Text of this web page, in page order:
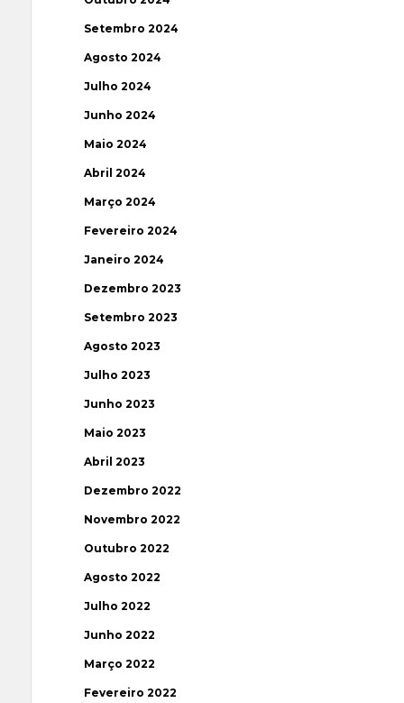
Setembro 2024
Agosto 2024
Julho 2024
Junho 2024
Maio 2024
Abril 2024
Março 2024
Fevereiro 2024
Janeiro 2024
Dezembro 2023
Setembro 2023
Agosto 2023
Julho 2023
Junho 2023
Maio 2023
Abril 2023
Dezembro 2022
Novembro 2022
Outubro 2022
Agosto 2022
Julho 2022
Junho 2022
Março 2022
Fevereiro 2022